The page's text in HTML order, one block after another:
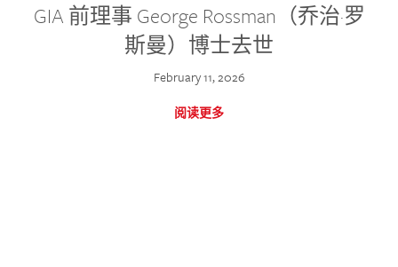
GIA 前理事 George Rossman（乔治·罗
斯曼）博士去世
February 11, 2026
阅读更多